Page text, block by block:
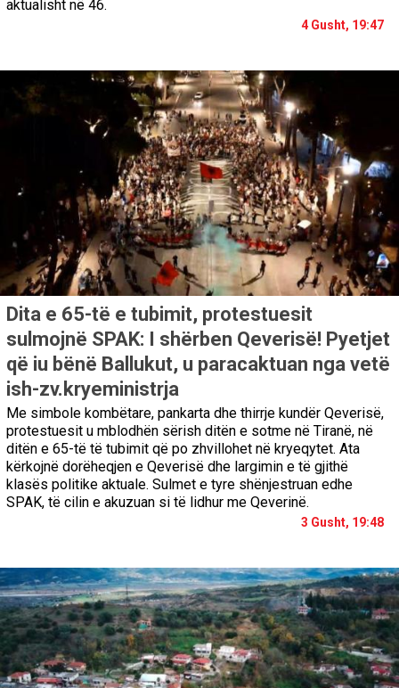
aktualisht në 46.
4 Gusht, 19:47
Dita e 65-të e tubimit, protestuesit
sulmojnë SPAK: I shërben Qeverisë! Pyetjet
që iu bënë Ballukut, u paracaktuan nga vetë
ish-zv.kryeministrja
Me simbole kombëtare, pankarta dhe thirrje kundër Qeverisë,
protestuesit u mblodhën sërish ditën e sotme në Tiranë, në
ditën e 65-të të tubimit që po zhvillohet në kryeqytet. Ata
kërkojnë dorëheqjen e Qeverisë dhe largimin e të gjithë
klasës politike aktuale. Sulmet e tyre shënjestruan edhe
SPAK, të cilin e akuzuan si të lidhur me Qeverinë.
3 Gusht, 19:48